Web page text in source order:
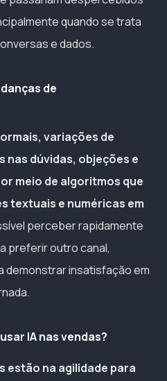
quando se trata
e dados.
de
variações de
nas dúvidas, objeções e
meio de algoritmos que
textuais e numéricas em
perceber rapidamente
preferir outro canal,
demonstrar insatisfação em
IA nas vendas?
estão na agilidade para